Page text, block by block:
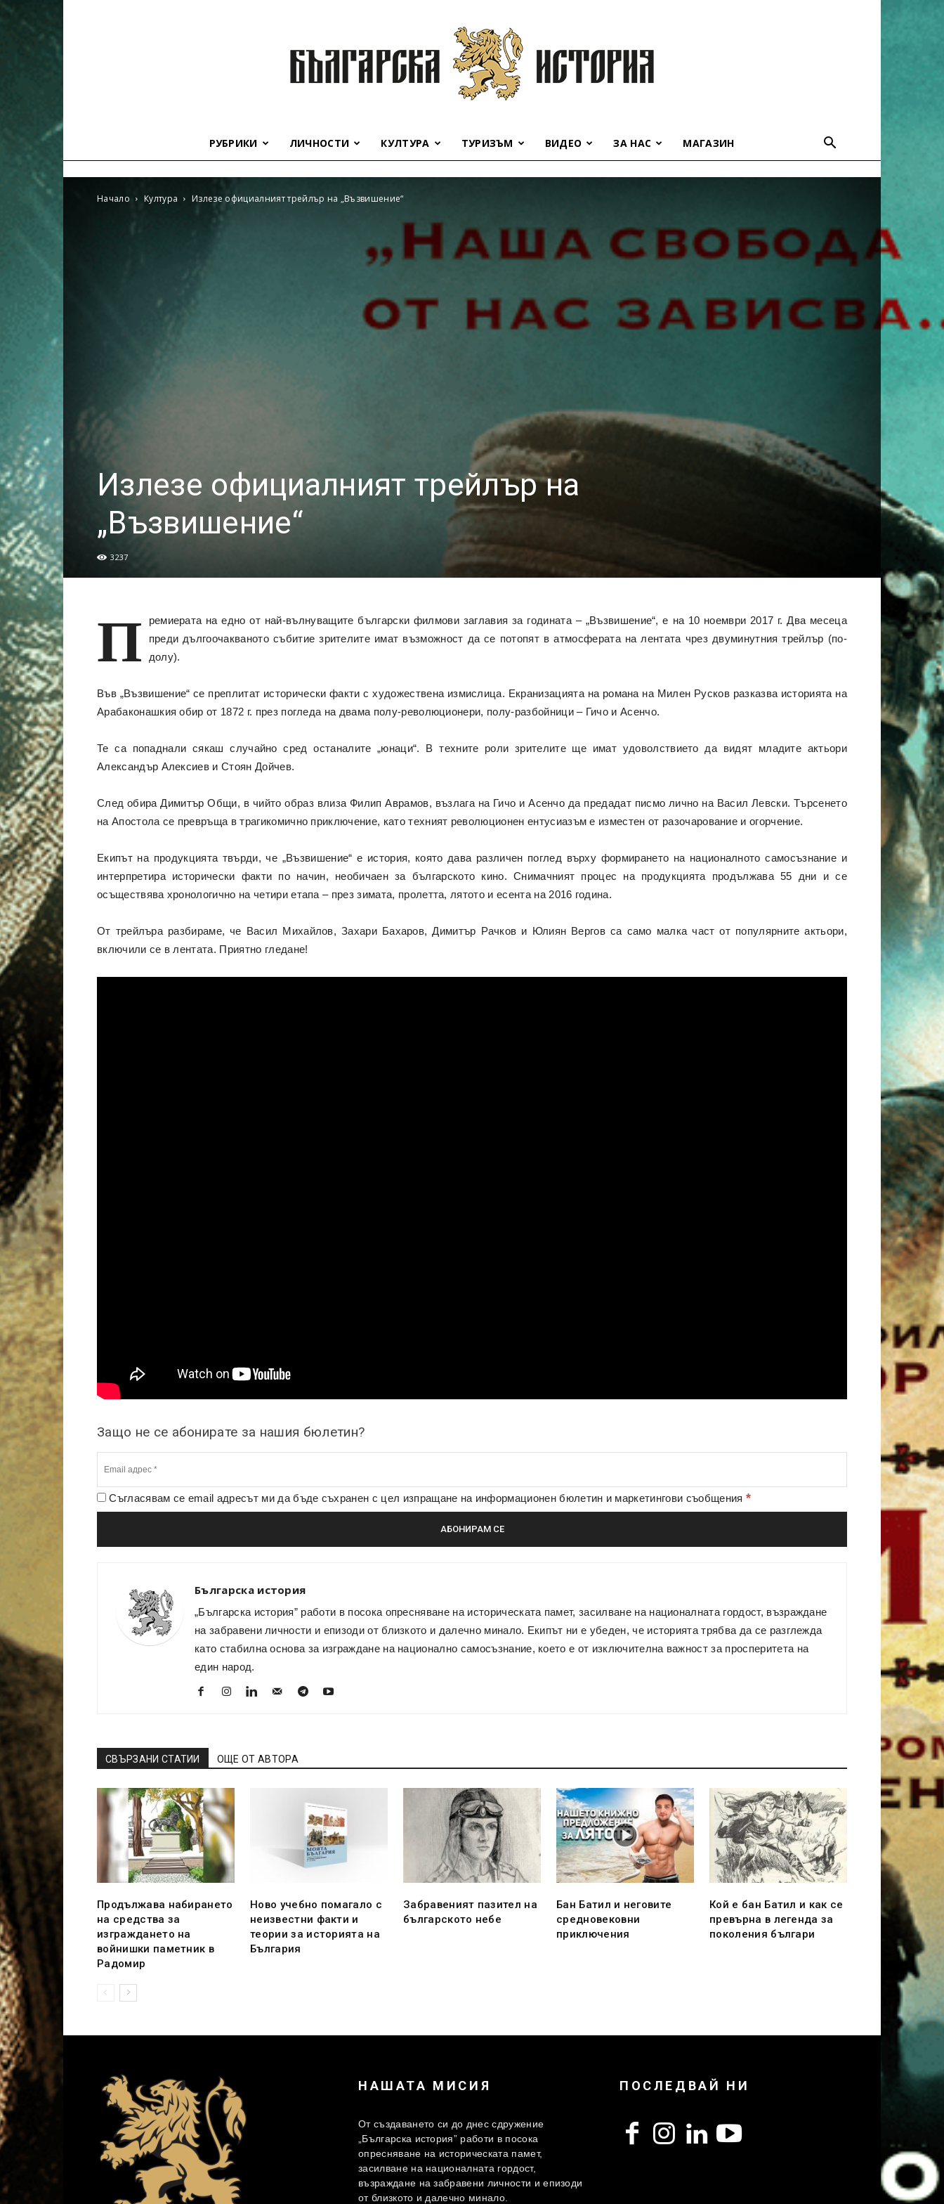
история
РУБРИКИ ЛИЧНОСТИ КУЛТУРА ТУРИЗЪМ ВИДЕО ЗА НАС МАГАЗИН
Начало Култура Излезе официалният трейлър на „Възвишение“
Излезе официалният трейлър на
„Възвишение“
3237
П
ремиерата на едно от най-вълнуващите български филмови заглавия за годината – „Възвишение“, е на 10 ноември 2017 г. Два месеца
преди дългоочакваното събитие зрителите имат възможност да се потопят в атмосферата на лентата чрез двуминутния трейлър (по-
долу).
Във „Възвишение“ се преплитат исторически факти с художествена измислица. Екранизацията на романа на Милен Русков разказва историята на
Арабаконашкия обир от 1872 г. през погледа на двама полу-революционери, полу-разбойници – Гичо и Асенчо.
Те са попаднали сякаш случайно сред останалите „юнаци“. В техните роли зрителите ще имат удоволствието да видят младите актьори
Александър Алексиев и Стоян Дойчев.
След обира Димитър Общи, в чийто образ влиза Филип Аврамов, възлага на Гичо и Асенчо да предадат писмо лично на Васил Левски. Търсенето
на Апостола се превръща в трагикомично приключение, като техният революционен ентусиазъм е изместен от разочарование и огорчение.
Екипът на продукцията твърди, че „Възвишение“ е история, която дава различен поглед върху формирането на националното самосъзнание и
интерпретира исторически факти по начин, необичаен за българското кино. Снимачният процес на продукцията продължава 55 дни и се
осъществява хронологично на четири етапа – през зимата, пролетта, лятото и есента на 2016 година.
От трейлъра разбираме, че Васил Михайлов, Захари Бахаров, Димитър Рачков и Юлиян Вергов са само малка част от популярните актьори,
включили се в лентата. Приятно гледане!
Защо не се абонирате за нашия бюлетин?
Съгласявам се email адресът ми да бъде съхранен с цел изпращане на информационен бюлетин и маркетингови съобщения *
Българска история
„Българска история” работи в посока опресняване на историческата памет, засилване на националната гордост, възраждане
на забравени личности и епизоди от близкото и далечно минало. Екипът ни е убеден, че историята трябва да се разглежда
като стабилна основа за изграждане на национално самосъзнание, което е от изключителна важност за просперитета на
един народ.
СВЪРЗАНИ СТАТИИ ОЩЕ ОТ АВТОРА
Продължава набирането
на средства за
изграждането на
войнишки паметник в
Радомир
Ново учебно помагало с
неизвестни факти и
теории за историята на
България
Забравеният пазител на
българското небе
Бан Батил и неговите
средновековни
приключения
Кой е бан Батил и как се
превърна в легенда за
поколения българи
НАШАТА МИСИЯ
От създаването си до днес сдружение
„Българска история” работи в посока
опресняване на историческата памет,
засилване на националната гордост,
възраждане на забравени личности и епизоди
от близкото и далечно минало.
ПОСЛЕДВАЙ НИ